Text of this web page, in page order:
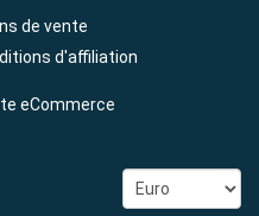
de vente
d'affiliation
eCommerce